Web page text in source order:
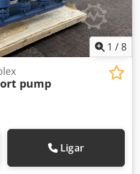
1 /8
pump
Ligar